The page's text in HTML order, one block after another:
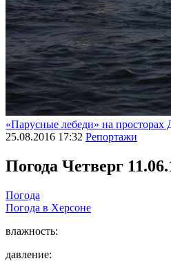
«Парусные лебеди» на просторах
25.08.2016 17:32 Репортажи
Погода Четверг
Погода
Погода в Херсоне
влажность:
давление: